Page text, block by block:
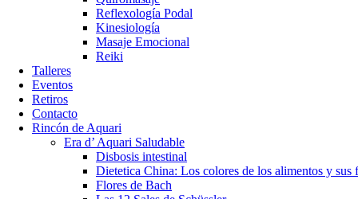
Reflexología Podal
Kinesiología
Masaje Emocional
Reiki
Talleres
Eventos
Retiros
Contacto
Rincón de Aquari
Era d’ Aquari Saludable
Disbosis intestinal
Dietetica China: Los colores de los alimentos y sus
Flores de Bach